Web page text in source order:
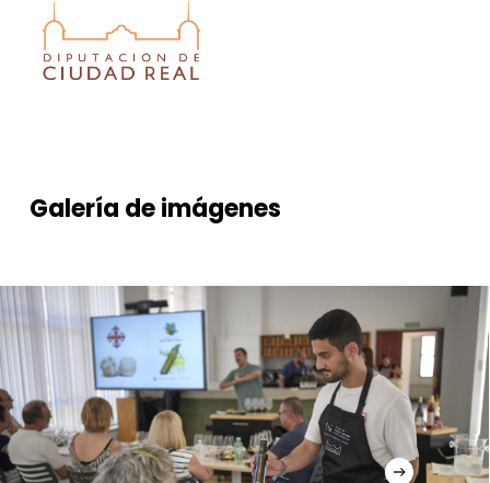
Galería deimágenes